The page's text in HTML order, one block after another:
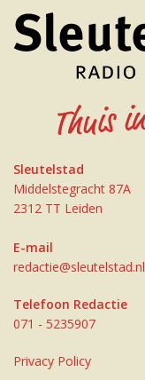
Sleutelstad
Middelstegracht 87A
2312 TT Leiden
E-mail
redactie@sleutelstad.nl
Telefoon Redactie
071 - 5235907
Privacy Policy